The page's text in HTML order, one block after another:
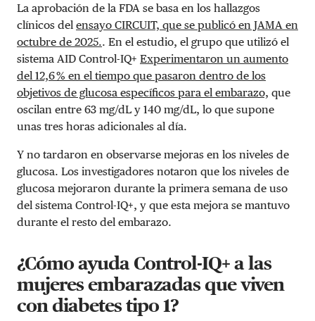
La aprobación de la FDA se basa en los hallazgos
clínicos del ensayo CIRCUIT, que se publicó en JAMA en
octubre de 2025.. En el estudio, el grupo que utilizó el
sistema AID Control-IQ+ Experimentaron un aumento
del 12,6 % en el tiempo que pasaron dentro de los
objetivos de glucosa específicos para el embarazo, que
oscilan entre 63 mg/dL y 140 mg/dL, lo que supone
unas tres horas adicionales al día.
Y no tardaron en observarse mejoras en los niveles de
glucosa. Los investigadores notaron que los niveles de
glucosa mejoraron durante la primera semana de uso
del sistema Control-IQ+, y que esta mejora se mantuvo
durante el resto del embarazo.
¿Cómo ayuda Control-IQ+ a las
mujeres embarazadas que viven
con diabetes tipo 1?